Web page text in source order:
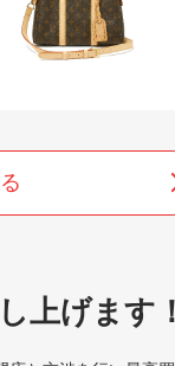
上げます！